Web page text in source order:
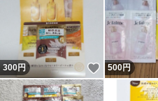
300円 いいね！
500円